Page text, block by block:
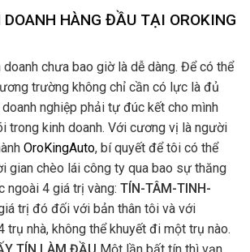
HÀNG ĐẦU TẠI OROKING
chưa bao giờ là dễ dàng. Để có thể
trường không chỉ cần có lực là đủ
nghiệp phải tự đúc kết cho mình
trong kinh doanh. Với cương vị là người
OroKingAuto, bí quyết để tôi có thể
gian chèo lái công ty qua bao sự thăng
ngoài 4 giá trị vàng: TÍN-TÂM-TINH-
trị đó đối với bản thân tôi và với
trụ nhà, không thể khuyết đi một trụ nào.